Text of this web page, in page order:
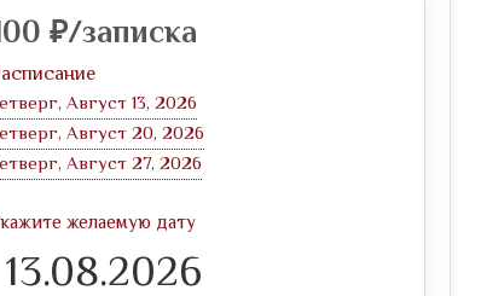
₽/записка
Август 13, 2026
Август 20, 2026
Август 27, 2026
желаемую дату